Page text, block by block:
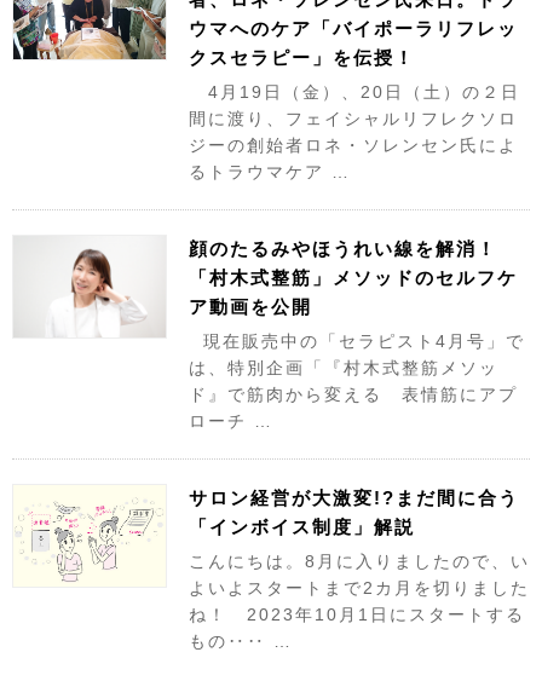
ウマへのケア「バイポーラリフレッ
クスセラピー」を伝授！
4月19日（金）、20日（土）の２日
間に渡り、フェイシャルリフレクソロ
ジーの創始者ロネ・ソレンセン氏によ
るトラウマケア …
顔のたるみやほうれい線を解消！
「村木式整筋」メソッドのセルフケ
ア動画を公開
現在販売中の「セラピスト4月号」で
は、特別企画「『村木式整筋メソッ
ド』で筋肉から変える 表情筋にアプ
ローチ …
サロン経営が大激変!?まだ間に合う
「インボイス制度」解説
こんにちは。8月に入りましたので、い
よいよスタートまで2カ月を切りました
ね！ 2023年10月1日にスタートする
もの‥‥ …